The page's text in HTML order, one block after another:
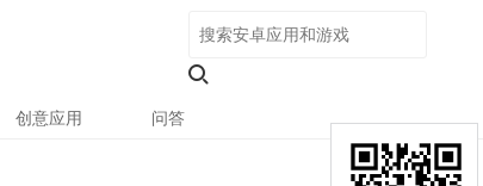
创意应用 问答